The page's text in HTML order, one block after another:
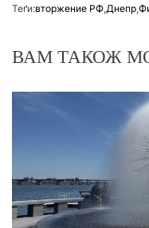
Теґи:вторжение РФ Днепр
ВАМ ТАКОЖ